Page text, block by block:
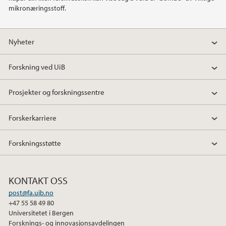
mikronæringsstoff.
Nyheter
Forskning ved UiB
Prosjekter og forskningssentre
Forskerkarriere
Forskningsstøtte
KONTAKT OSS
post@fa.uib.no
+47 55 58 49 80
Universitetet i Bergen
Forsknings- og innovasjonsavdelingen